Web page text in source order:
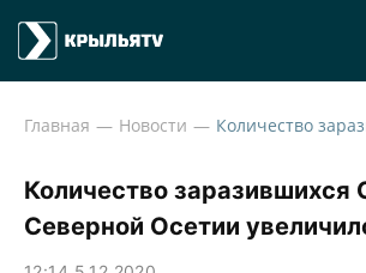
Главная Новости
Количество заразившихся
Северной Осетии